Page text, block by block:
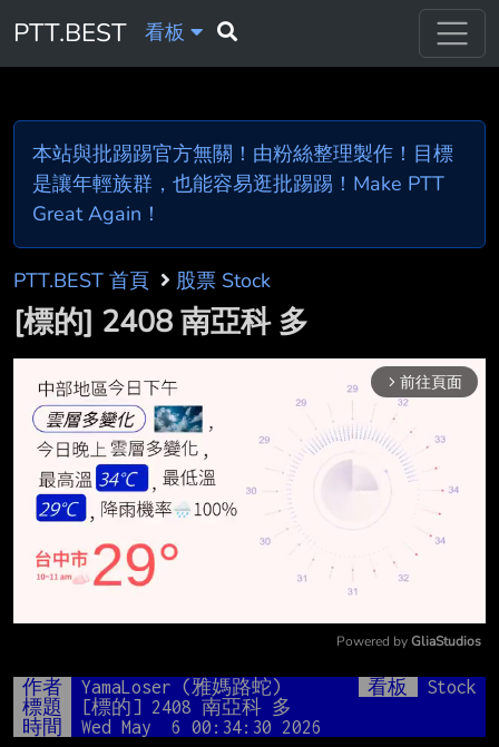
PTT.BEST 看板
本站與批踢踢官方無關！由粉絲整理製作！目標
是讓年輕族群，也能容易逛批踢踢！Make PTT
Great Again！
PTT.BEST 首頁 股票 Stock
[標的] 2408 南亞科 多
arrow_forward_ios 前往頁面
Mute
Powered by GliaStudios
作者 YamaLoser (雅媽路蛇) 看板
Stock
標題
[標的] 2408 南亞科 多
時間
Wed May  6 00:34:30 2026